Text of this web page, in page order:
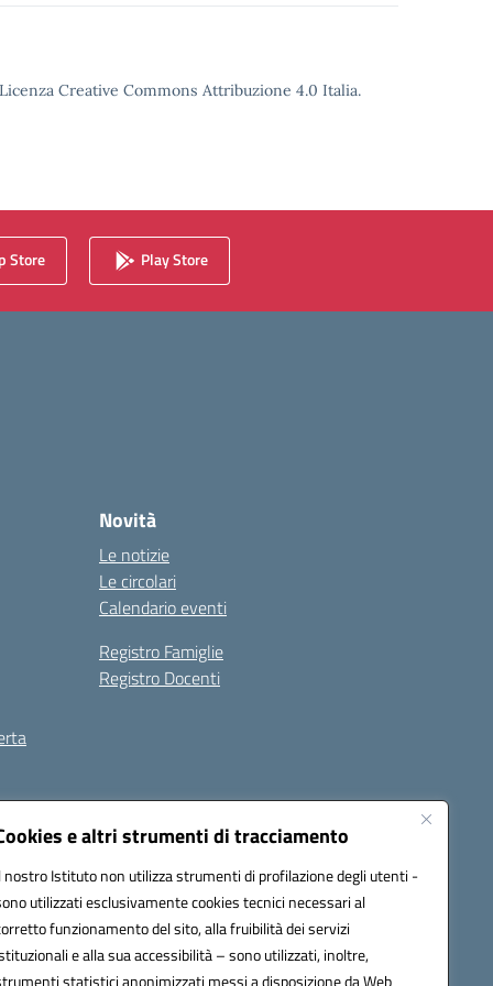
e altri strumenti di tracciamento
nostro Istituto non utilizza strumenti di profilazione degli utenti -
utilizzati esclusivamente cookies tecnici necessari al
funzionamento del sito, alla fruibilità dei servizi
e alla sua accessibilità – sono utilizzati, inoltre,
statistici anonimizzati messi a disposizione da Web
Creative Commons Attribuzione 4.0 Italia.
Store Play Store
Novità
Le notizie
Le circolari
Calendario eventi
Registro Famiglie
Registro Docenti
Note legali